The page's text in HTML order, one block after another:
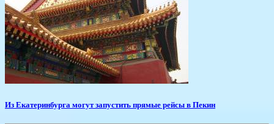
Из Екатеринбурга могут запустить прямые рейсы в Пекин